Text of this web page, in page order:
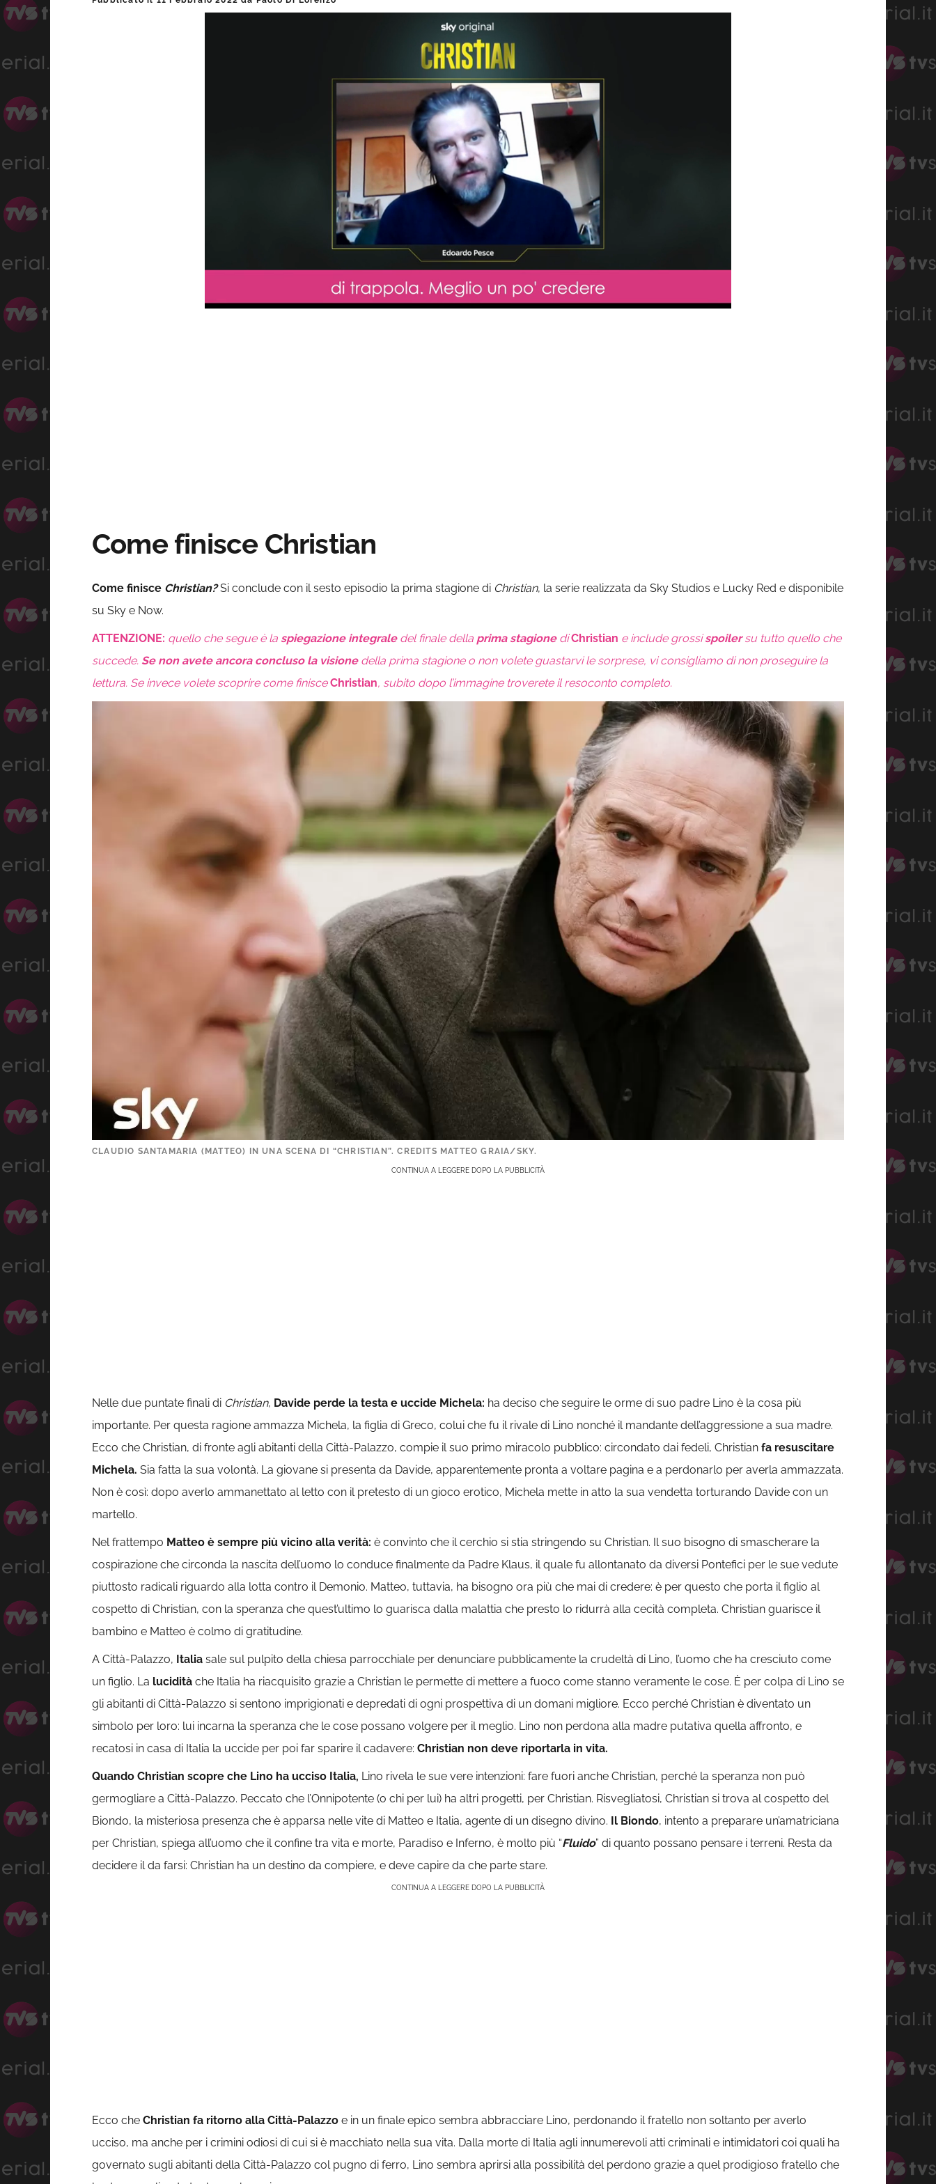
Unmute
0%
0%
Come finisce Christian
Come finisce Christian?Si conclude con il sesto episodio la prima stagione di Christian, la serie realizzata da Sky Studios e Lucky Red e disponibile
su Sky e Now.
ATTENZIONE: quello che segue è la spiegazione integraledel finale della prima stagionediChristian e include grossispoilersu tutto quello che
succede. Se non avete ancora concluso la visionedella prima stagione o non volete guastarvi le sorprese, vi consigliamo di non proseguire la
lettura. Se invece volete scoprire come finisceChristian, subito dopo l’immagine troverete il resoconto completo.
CLAUDIO SANTAMARIA (MATTEO) IN UNA SCENA DI “CHRISTIAN”. CREDITS MATTEO GRAIA/SKY.
CONTINUA A LEGGERE DOPO LA PUBBLICITÀ
Nelle due puntate finali di Christian, Davide perde la testa e uccide Michela: ha deciso che seguire le orme di suo padre Lino è la cosa più
importante. Per questa ragione ammazza Michela, la figlia di Greco, colui che fu il rivale di Lino nonché il mandante dell’aggressione a sua madre.
Ecco che Christian, di fronte agli abitanti della Città-Palazzo, compie il suo primo miracolo pubblico: circondato dai fedeli, Christian fa resuscitare
Michela. Sia fatta la sua volontà. La giovane si presenta da Davide, apparentemente pronta a voltare pagina e a perdonarlo per averla ammazzata.
Non è così: dopo averlo ammanettato al letto con il pretesto di un gioco erotico, Michela mette in atto la sua vendetta torturando Davide con un
martello.
Nel frattempo Matteo è sempre più vicino alla verità: è convinto che il cerchio si stia stringendo su Christian. Il suo bisogno di smascherare la
cospirazione che circonda la nascita dell’uomo lo conduce finalmente da Padre Klaus, il quale fu allontanato da diversi Pontefici per le sue vedute
piuttosto radicali riguardo alla lotta contro il Demonio. Matteo, tuttavia, ha bisogno ora più che mai di credere: è per questo che porta il figlio al
cospetto di Christian, con la speranza che quest’ultimo lo guarisca dalla malattia che presto lo ridurrà alla cecità completa. Christian guarisce il
bambino e Matteo è colmo di gratitudine.
A Città-Palazzo, Italia sale sul pulpito della chiesa parrocchiale per denunciare pubblicamente la crudeltà di Lino, l’uomo che ha cresciuto come
un figlio. La lucidità che Italia ha riacquisito grazie a Christian le permette di mettere a fuoco come stanno veramente le cose. È per colpa di Lino se
gli abitanti di Città-Palazzo si sentono imprigionati e depredati di ogni prospettiva di un domani migliore. Ecco perché Christian è diventato un
simbolo per loro: lui incarna la speranza che le cose possano volgere per il meglio. Lino non perdona alla madre putativa quella affronto, e
recatosi in casa di Italia la uccide per poi far sparire il cadavere: Christian non deve riportarla in vita.
Quando Christian scopre che Lino ha ucciso Italia, Lino rivela le sue vere intenzioni: fare fuori anche Christian, perché la speranza non può
germogliare a Città-Palazzo. Peccato che l’Onnipotente (o chi per lui) ha altri progetti, per Christian. Risvegliatosi, Christian si trova al cospetto del
Biondo, la misteriosa presenza che è apparsa nelle vite di Matteo e Italia, agente di un disegno divino. Il Biondo, intento a preparare un’amatriciana
per Christian, spiega all’uomo che il confine tra vita e morte, Paradiso e Inferno, è molto più “Fluido” di quanto possano pensare i terreni. Resta da
decidere il da farsi: Christian ha un destino da compiere, e deve capire da che parte stare.
CONTINUA A LEGGERE DOPO LA PUBBLICITÀ
Ecco che Christian fa ritorno alla Città-Palazzo e in un finale epico sembra abbracciare Lino, perdonando il fratello non soltanto per averlo
ucciso, ma anche per i crimini odiosi di cui si è macchiato nella sua vita. Dalla morte di Italia agli innumerevoli atti criminali e intimidatori coi quali ha
governato sugli abitanti della Città-Palazzo col pugno di ferro, Lino sembra aprirsi alla possibilità del perdono grazie a quel prodigioso fratello che